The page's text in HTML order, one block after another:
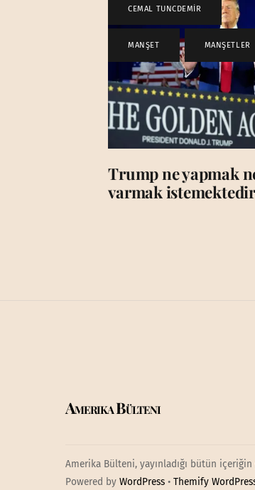
CEMAL TUNCDEMİR ,
MANŞET , MANŞETLER
Trump ne yapmak
varmak
Amerika Bülteni
Amerika Bülteni, yayınladığı bütün
Powered by WordPress • Themify